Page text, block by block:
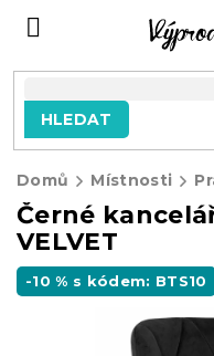
HLEDAT
Domů Místnosti
Černé
VELVET
-10 % s kódem: BTS10